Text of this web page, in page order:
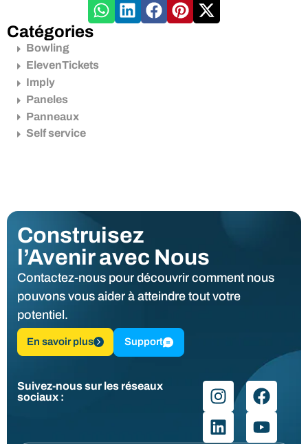
Catégories
Bowling
ElevenTickets
Imply
Paneles
Panneaux
Self service
Construisez
l’Avenir avec Nous
Contactez-nous pour découvrir comment nous
pouvons vous aider à atteindre tout votre
potentiel.
En savoir plus Support
Suivez-nous sur les réseaux
sociaux :